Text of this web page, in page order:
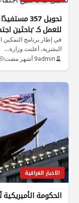
تحويل 357
للعمل كـ ‘باحثين
في إطار برنامج التمكين
البشرية، أعلنت وزارة…
admin9 أشهر مضت
الاخبار العراقية
الحكومة